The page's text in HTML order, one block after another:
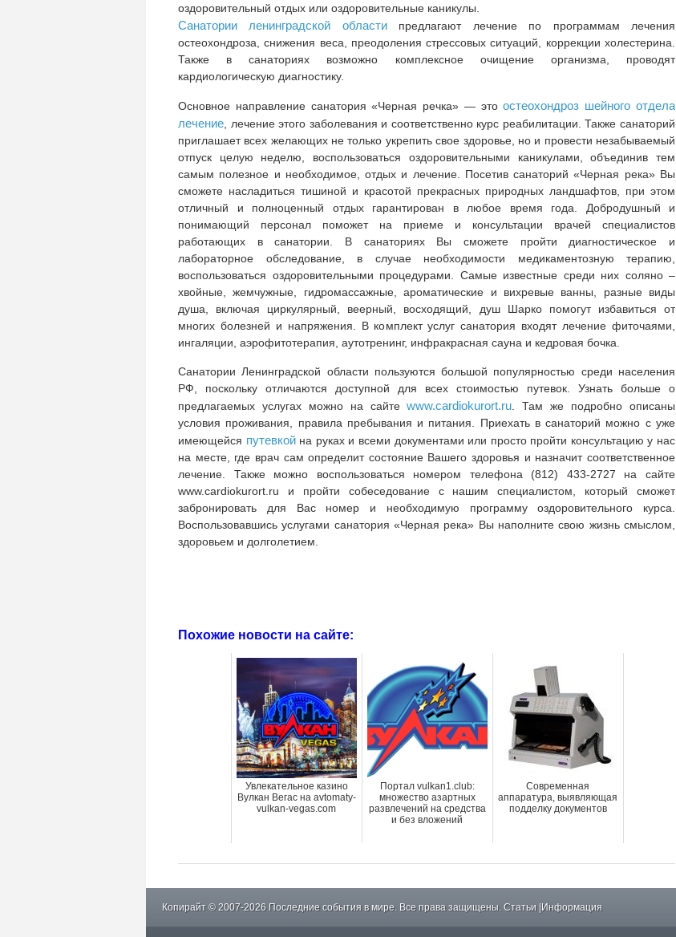
оздоровительный отдых или оздоровительные каникулы.
Санатории ленинградской областипредлагают лечение по программам лечения
остеохондроза, снижения веса, преодоления стрессовых ситуаций, коррекции холестерина.
Также в санаториях возможно комплексное очищение организма, проводят
кардиологическую диагностику.
Основное направление санатория «Черная речка» — этоостеохондроз шейного отдела
лечение , лечение этого заболевания и соответственно курс реабилитации. Также санаторий
приглашает всех желающих не только укрепить свое здоровье, но и провести незабываемый
отпуск целую неделю, воспользоваться оздоровительными каникулами, объединив тем
самым полезное и необходимое, отдых и лечение. Посетив санаторий «Черная река» Вы
сможете насладиться тишиной и красотой прекрасных природных ландшафтов, при этом
отличный и полноценный отдых гарантирован в любое время года. Добродушный и
понимающий персонал поможет на приеме и консультации врачей специалистов
работающих в санатории. В санаториях Вы сможете пройти диагностическое и
лабораторное обследование, в случае необходимости медикаментозную терапию,
воспользоваться оздоровительными процедурами. Самые известные среди них соляно –
хвойные, жемчужные, гидромассажные, ароматические и вихревые ванны, разные виды
душа, включая циркулярный, веерный, восходящий, душ Шарко помогут избавиться от
многих болезней и напряжения. В комплект услуг санатория входят лечение фиточаями,
ингаляции, аэрофитотерапия, аутотренинг, инфракрасная сауна и кедровая бочка.
Санатории Ленинградской области пользуются большой популярностью среди населения
РФ, поскольку отличаются доступной для всех стоимостью путевок. Узнать больше о
предлагаемых услугах можно на сайтеwww.cardiokurort.ru . Там же подробно описаны
условия проживания, правила пребывания и питания. Приехать в санаторий можно с уже
имеющейся путевкойна руках и всеми документами или просто пройти консультацию у нас
на месте, где врач сам определит состояние Вашего здоровья и назначит соответственное
лечение. Также можно воспользоваться номером телефона (812) 433-2727 на сайте
www.cardiokurort.ru и пройти собеседование с нашим специалистом, который сможет
забронировать для Вас номер и необходимую программу оздоровительного курса.
Воспользовавшись услугами санатория «Черная река» Вы наполните свою жизнь смыслом,
здоровьем и долголетием.
Похожие новости на сайте:
Увлекательное казино
Вулкан Вегас на avtomaty-
vulkan-vegas.com
Портал vulkan1.club:
множество азартных
развлечений на средства
и без вложений
Современная
аппаратура, выявляющая
подделку документов
Копирайт © 2007-2026 Последние события в мире. Все права защищены. Статьи |Информация